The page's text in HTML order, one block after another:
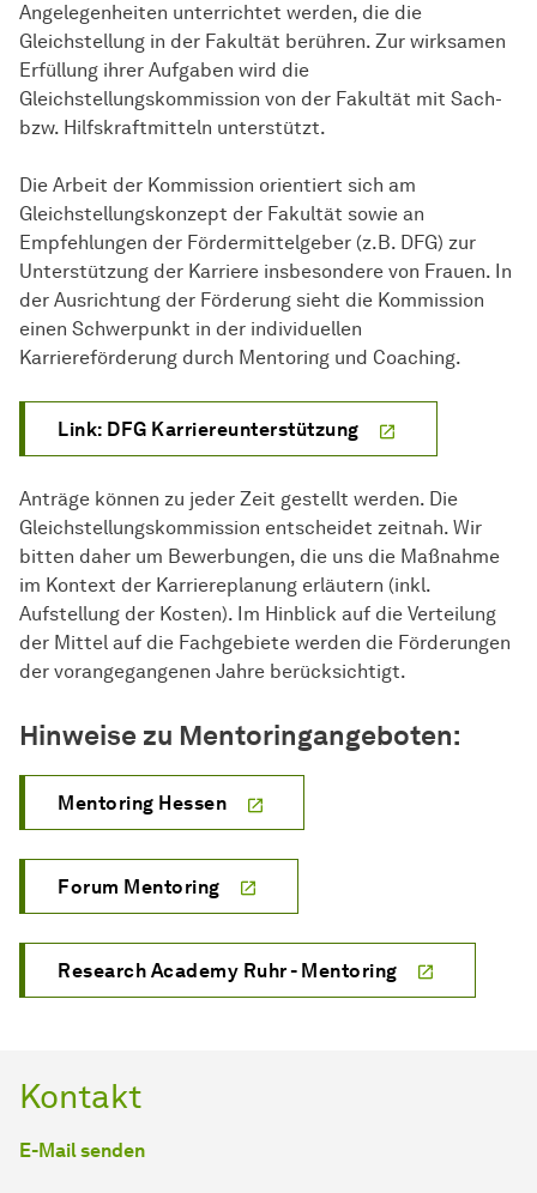
Angelegenheiten unterrichtet werden, die die
Gleichstellung in der Fakultät berühren. Zur wirksamen
Erfüllung ihrer Aufgaben wird die
Gleichstellungskommission von der Fakultät mit Sach-
bzw. Hilfskraftmitteln unterstützt.
Die Arbeit der Kommission orientiert sich am
Gleichstellungskonzept der Fakultät sowie an
Empfehlungen der Fördermittelgeber (z.B. DFG) zur
Unterstützung der Karriere insbesondere von Frauen. In
der Ausrichtung der Förderung sieht die Kommission
einen Schwerpunkt in der individuellen
Karriereförderung durch Mentoring und Coaching.
Link: DFG Karriereunterstützung
Anträge können zu jeder Zeit gestellt werden. Die
Gleichstellungskommission entscheidet zeitnah. Wir
bitten daher um Bewerbungen, die uns die Maßnahme
im Kontext der Karriereplanung erläutern (inkl.
Aufstellung der Kosten). Im Hinblick auf die Verteilung
der Mittel auf die Fachgebiete werden die Förderungen
der vorangegangenen Jahre berücksichtigt.
Hinweise zu Mentoringangeboten:
Mentoring Hessen
Forum Mentoring
Research Academy Ruhr - Mentoring
Kontakt
E-Mail senden